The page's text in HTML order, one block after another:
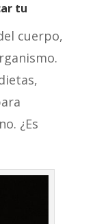
tu
cuerpo,
¿Es